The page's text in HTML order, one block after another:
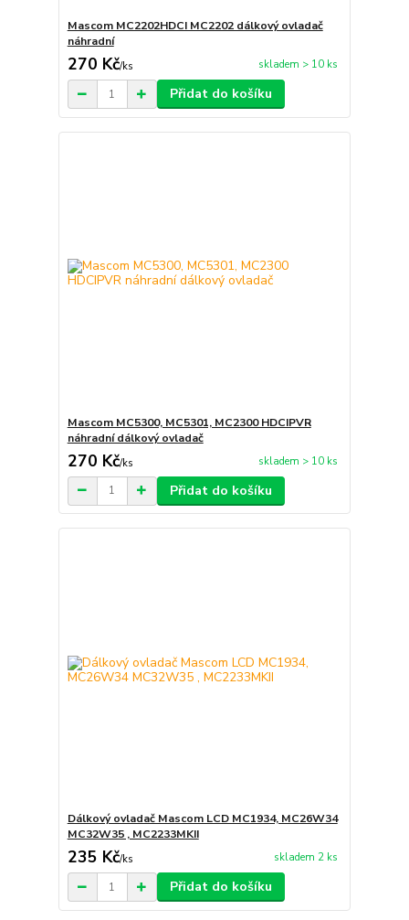
Mascom MC2202HDCI MC2202 dálkový ovladač
náhradní
270 Kč/ks skladem > 10 ks
Přidat do košíku
Mascom MC5300, MC5301, MC2300 HDCIPVR
náhradní dálkový ovladač
270 Kč/ks skladem > 10 ks
Přidat do košíku
Dálkový ovladač Mascom LCD MC1934, MC26W34
MC32W35 , MC2233MKII
235 Kč/ks skladem 2 ks
Přidat do košíku